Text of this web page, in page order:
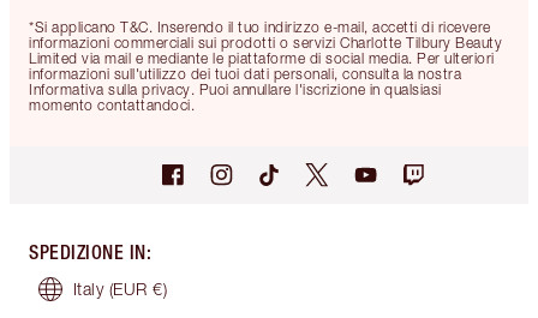
*Si applicano T&C. Inserendo il tuo indirizzo e-mail, accetti di ricevere
informazioni commerciali sui prodotti o servizi Charlotte Tilbury Beauty
Limited via mail e mediante le piattaforme di social media. Per ulteriori
informazioni sull'utilizzo dei tuoi dati personali, consulta la nostra
Informativa sulla privacy. Puoi annullare l'iscrizione in qualsiasi
momento contattandoci.
SPEDIZIONE IN:
Italy (EUR €)